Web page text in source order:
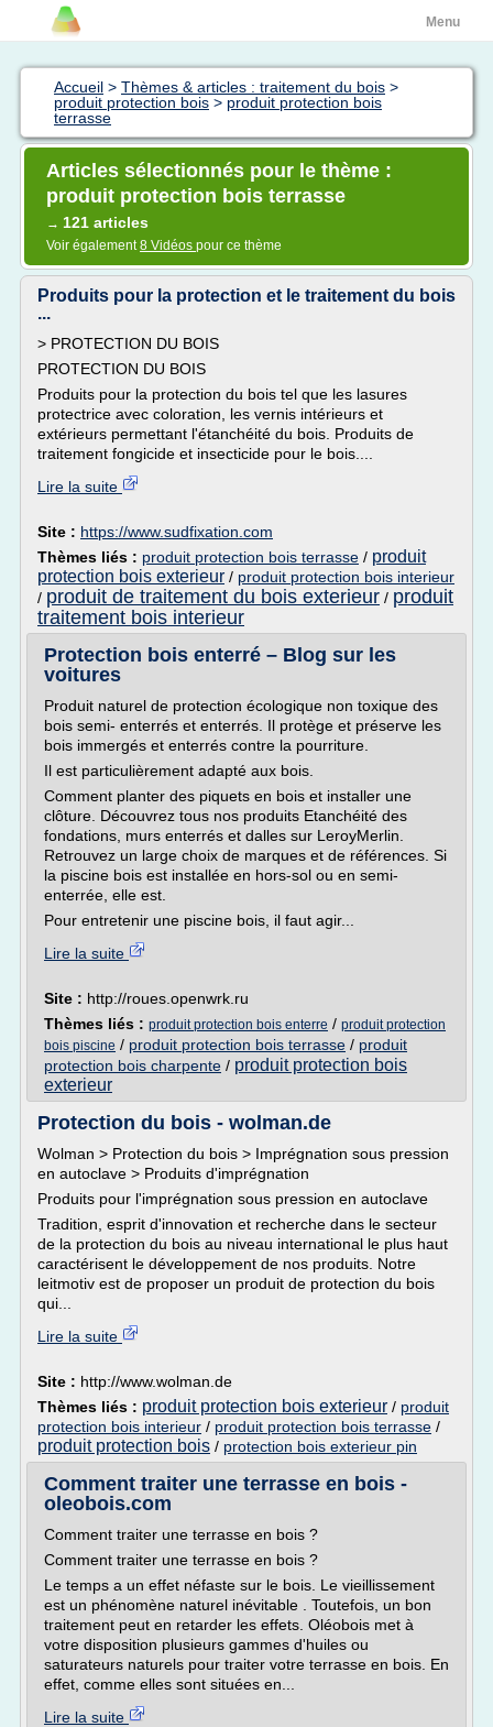
Menu
Accueil > Thèmes & articles : traitement du bois >
produit protection bois > produit protection bois
terrasse
Articles sélectionnés pour le thème :
produit protection bois terrasse
→ 121 articles
Voir également8 Vidéos pour ce thème
Produits pour la protection et le traitement du bois
...
> PROTECTION DU BOIS
PROTECTION DU BOIS
Produits pour la protection du bois tel que les lasures
protectrice avec coloration, les vernis intérieurs et
extérieurs permettant l'étanchéité du bois. Produits de
traitement fongicide et insecticide pour le bois....
Lire la suite
Site : https://www.sudfixation.com
Thèmes liés : produit protection bois terrasse / produit
protection bois exterieur / produit protection bois interieur
/ produit de traitement du bois exterieur / produit
traitement bois interieur
Protection bois enterré – Blog sur les
voitures
Produit naturel de protection écologique non toxique des
bois semi- enterrés et enterrés. Il protège et préserve les
bois immergés et enterrés contre la pourriture.
Il est particulièrement adapté aux bois.
Comment planter des piquets en bois et installer une
clôture. Découvrez tous nos produits Etanchéité des
fondations, murs enterrés et dalles sur LeroyMerlin.
Retrouvez un large choix de marques et de références. Si
la piscine bois est installée en hors-sol ou en semi-
enterrée, elle est.
Pour entretenir une piscine bois, il faut agir...
Lire la suite
Site : http://roues.openwrk.ru
Thèmes liés : produit protection bois enterre / produit protection
bois piscine / produit protection bois terrasse / produit
protection bois charpente / produit protection bois
exterieur
Protection du bois - wolman.de
Wolman > Protection du bois > Imprégnation sous pression
en autoclave > Produits d'imprégnation
Produits pour l'imprégnation sous pression en autoclave
Tradition, esprit d'innovation et recherche dans le secteur
de la protection du bois au niveau international le plus haut
caractérisent le développement de nos produits. Notre
leitmotiv est de proposer un produit de protection du bois
qui...
Lire la suite
Site : http://www.wolman.de
Thèmes liés : produit protection bois exterieur / produit
protection bois interieur / produit protection bois terrasse /
produit protection bois / protection bois exterieur pin
Comment traiter une terrasse en bois -
oleobois.com
Comment traiter une terrasse en bois ?
Comment traiter une terrasse en bois ?
Le temps a un effet néfaste sur le bois. Le vieillissement
est un phénomène naturel inévitable . Toutefois, un bon
traitement peut en retarder les effets. Oléobois met à
votre disposition plusieurs gammes d'huiles ou
saturateurs naturels pour traiter votre terrasse en bois. En
effet, comme elles sont situées en...
Lire la suite